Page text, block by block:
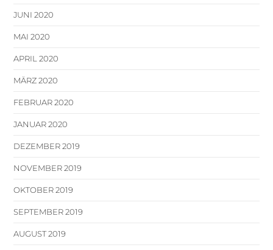
JUNI 2020
MAI 2020
APRIL 2020
MÄRZ 2020
FEBRUAR 2020
JANUAR 2020
DEZEMBER 2019
NOVEMBER 2019
OKTOBER 2019
SEPTEMBER 2019
AUGUST 2019